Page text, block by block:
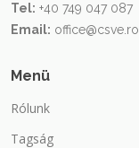
Tel: +40 749 047 087
Email: office@csve.ro
Menü
Rólunk
Tagság